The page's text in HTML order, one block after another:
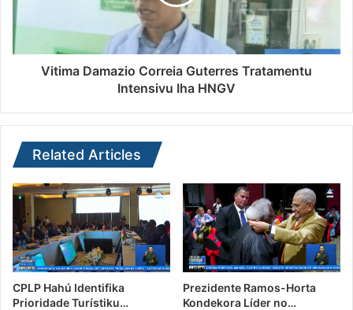
Vitima Damazio Correia Guterres Tratamentu
Intensivu Iha HNGV
Related Articles
CPLP Hahú Identifika
Prioridade Turístiku…
Prezidente Ramos-Horta
Kondekora Líder no…